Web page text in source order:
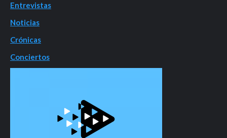
Entrevistas
Noticias
Crónicas
Conciertos